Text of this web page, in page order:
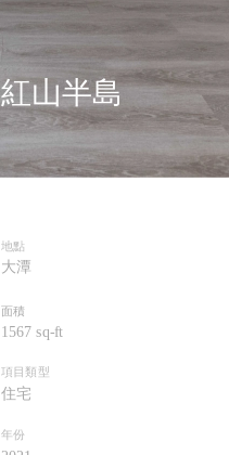
地點
大潭
面積
1567 sq-ft
項目類型
住宅
年份
紅山半島